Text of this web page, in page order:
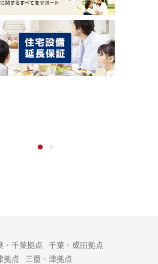
・千葉拠点
千葉・成田拠点
拠点 三重・津拠点